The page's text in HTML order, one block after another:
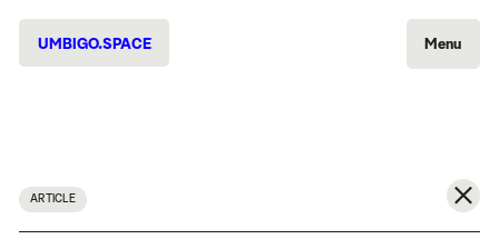
UMBIGO.SPACE Menu
ARTICLE